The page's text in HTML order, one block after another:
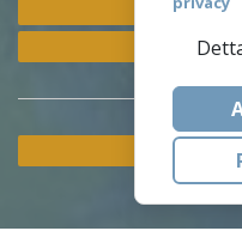
Cookie